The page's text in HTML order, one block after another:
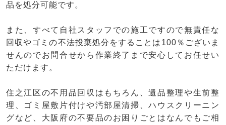
品を処分可能です。
また、すべて自社スタッフでの施工ですので無責任な
回収やゴミの不法投棄処分をすることは100％ございま
せんのでお問合せから作業終了まで安心してお任せい
ただけます。
住之江区の不用品回収はもちろん、遺品整理や生前整
理、ゴミ屋敷片付けや汚部屋清掃、ハウスクリーニン
グなど、大阪府の不要品のお困りごとはなんでもご相